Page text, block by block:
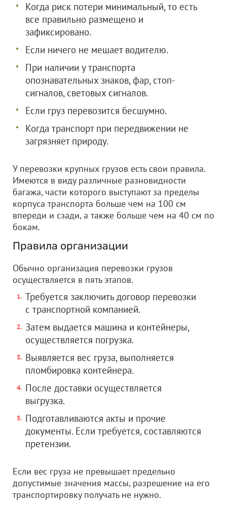
Когда риск потери минимальный, то есть
все правильно размещено и
зафиксировано.
Если ничего не мешает водителю.
При наличии у транспорта
опознавательных знаков, фар, стоп-
сигналов, световых сигналов.
Если груз перевозится бесшумно.
Когда транспорт при передвижении не
загрязняет природу.
У перевозки крупных грузов есть свои правила.
Имеются в виду различные разновидности
багажа, части которого выступают за пределы
корпуса транспорта больше чем на 100 см
впереди и сзади, а также больше чем на 40 см по
бокам.
Правила организации
Обычно организация перевозки грузов
осуществляется в пять этапов.
Требуется заключить договор перевозки
с транспортной компанией.
Затем выдается машина и контейнеры,
осуществляется погрузка.
Выявляется вес груза, выполняется
пломбировка контейнера.
После доставки осуществляется
выгрузка.
Подготавливаются акты и прочие
документы. Если требуется, составляются
претензии.
Если вес груза не превышает предельно
допустимые значения массы, разрешение на его
транспортировку получать не нужно.